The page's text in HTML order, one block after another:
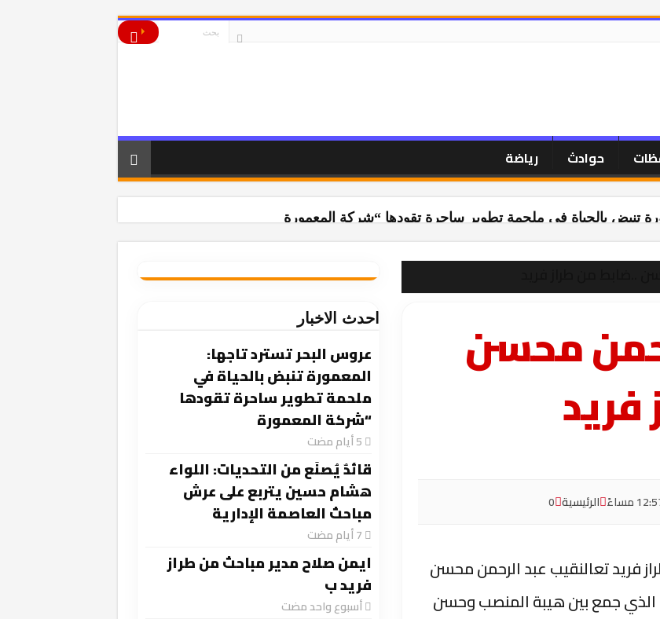
حوادث رياضة
تنبض بالحياة في ملحمة تطوير ساحرة تقودها “شركة المعمورة
محسن
مساءً الرئيسية 0
فريد تعالنقيب عبد الرحمن محسن
جمع بين هيبة المنصب وحسن
احدث الاخبار
عروس البحر تسترد تاجها:
المعمورة تنبض بالحياة في
ملحمة تطوير ساحرة تقودها
“شركة المعمورة
قائدٌ يُصنَع من التحديات: اللواء
هشام حسين يتربع على عرش
مباحث العاصمة الإدارية
ايمن صلاح مدير مباحث من طراز
فريد ب
‏أسبوع واحد مضت